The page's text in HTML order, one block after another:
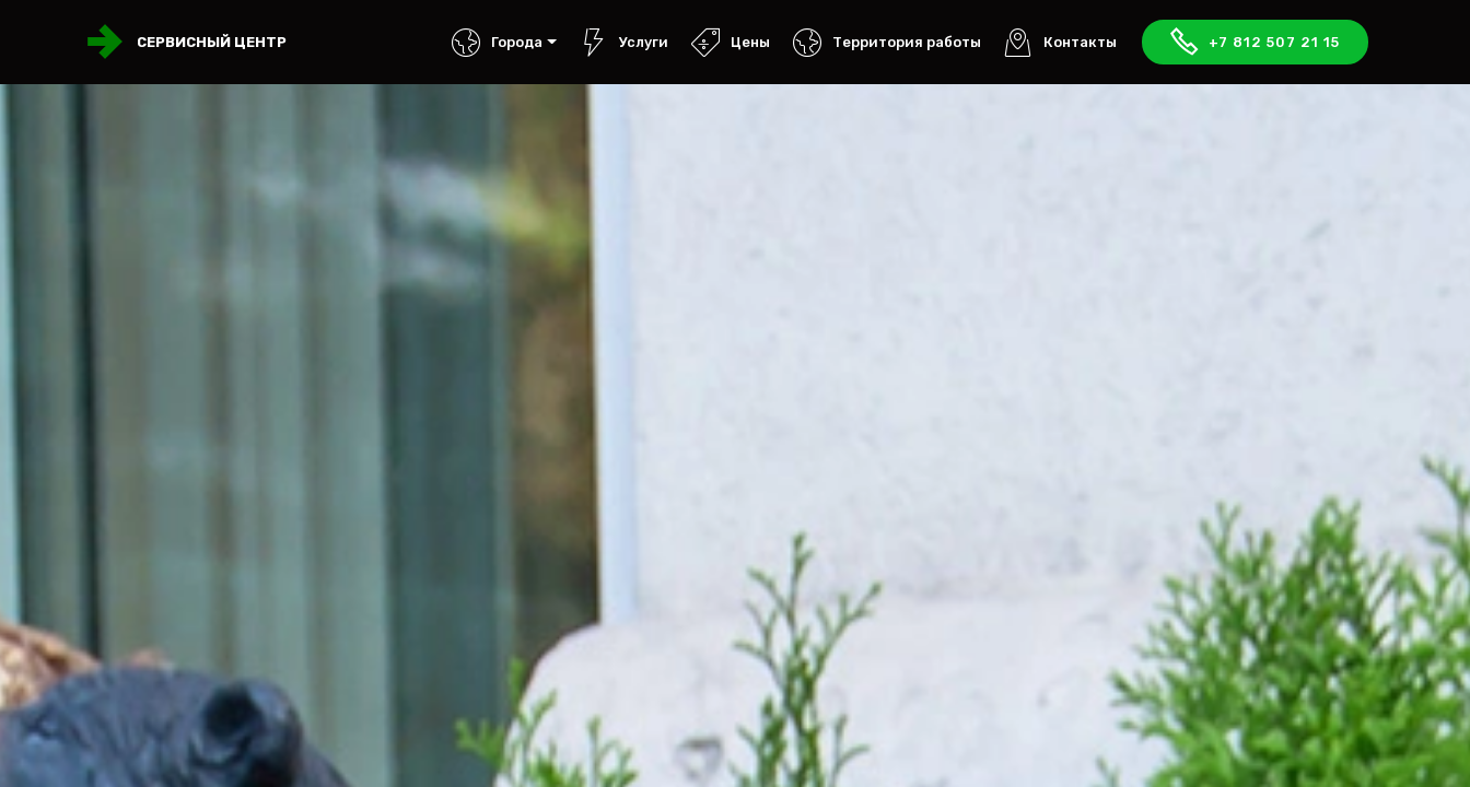
СЕРВИСНЫЙ ЦЕНТР Города Услуги Цены Территория работы Контакты +7 812 507 21 15